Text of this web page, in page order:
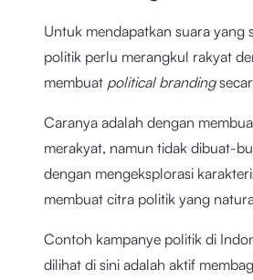
Untuk mendapatkan suara yang
politik perlu merangkul rakyat
membuat political branding
Caranya adalah dengan
merakyat, namun tidak dibuat-
dengan mengeksplorasi
membuat citra politik yang
Contoh kampanye politik di
dilihat di sini adalah aktif